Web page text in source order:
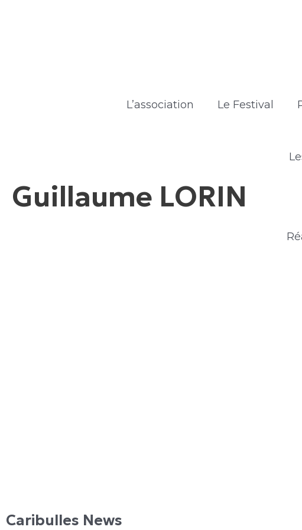
L’association Le Festival
Guillaume LORIN
Caribulles News